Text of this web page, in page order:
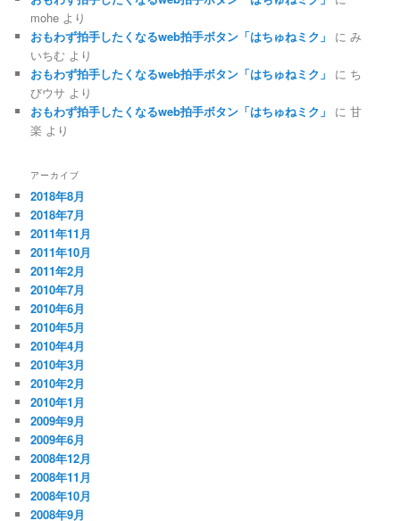
mohe より
おもわず拍手したくなるweb拍手ボタン「はちゅねミク」
にみ
いちむ より
おもわず拍手したくなるweb拍手ボタン「はちゅねミク」
に ち
びウサ より
おもわず拍手したくなるweb拍手ボタン「はちゅねミク」
に甘
楽 より
アーカイブ
2018年8月
2018年7月
2011年11月
2011年10月
2011年2月
2010年7月
2010年6月
2010年5月
2010年4月
2010年3月
2010年2月
2010年1月
2009年9月
2009年6月
2008年12月
2008年11月
2008年10月
2008年9月